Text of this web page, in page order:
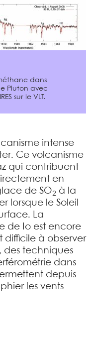
dans
Pluton avec
sur le VLT.
intense
Ce volcanisme
qui contribuent
en
de SO2 à la
lorsque le Soleil
La
de Io est encore
difficile à observer
des techniques
dans
depuis
les vents